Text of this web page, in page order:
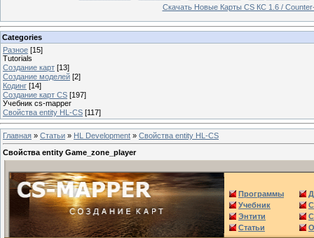
Скачать Новые Карты CS КС 1.6 /
Categories
Разное [15]
Tutorials
Создание карт [13]
Создание моделей [2]
Кодинг [14]
Создание карт CS [197]
Учебник cs-mapper
Свойства entity HL-CS [117]
Главная » Статьи » HL Development » Свойства entity HL-CS
Свойства entity Game_zone_player
Программы
Учебник
Энтити
Статьи